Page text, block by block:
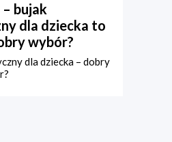
bujak
dla dziecka to
wybór?
dla dziecka – dobry